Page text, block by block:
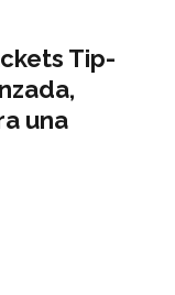
Tip-
una